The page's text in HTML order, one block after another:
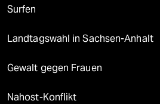
Surfen
Landtagswahl in Sachsen-Anhalt
Gewalt gegen Frauen
Nahost-Konflikt